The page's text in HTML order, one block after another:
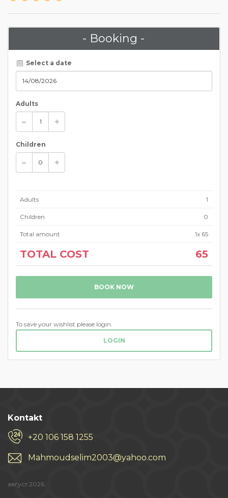
- Booking -
Select a date
Adults
Children
Adults 1
Children 0
Total amount 1x 65
TOTAL COST 65
BOOK NOW
To save your wishlist please login.
LOGIN
Kontakt
+20 106 158 1255
Mahmoudselim2003@yahoo.com
август 2026.